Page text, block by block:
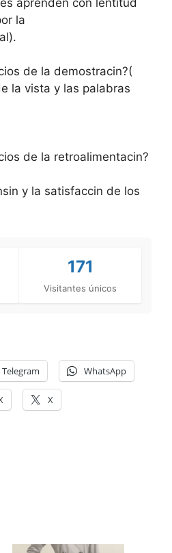
la
de la demostracin?(
la vista y las palabras
de la retroalimentacin?
y la satisfaccin de los
171
Visitantes únicos
Telegram WhatsApp
X